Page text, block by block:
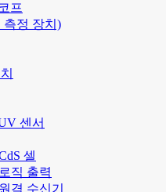
프
측정 장치)
센서
셀
직 출력
격 수신기